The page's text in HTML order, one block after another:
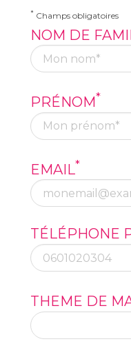
* Champs obligatoires
NOM DE
PRÉNOM*
EMAIL*
TÉLÉPHONE
THEME DE